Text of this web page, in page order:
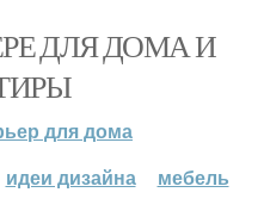
ДЛЯ ДОМА И
для дома
идеи дизайна мебель